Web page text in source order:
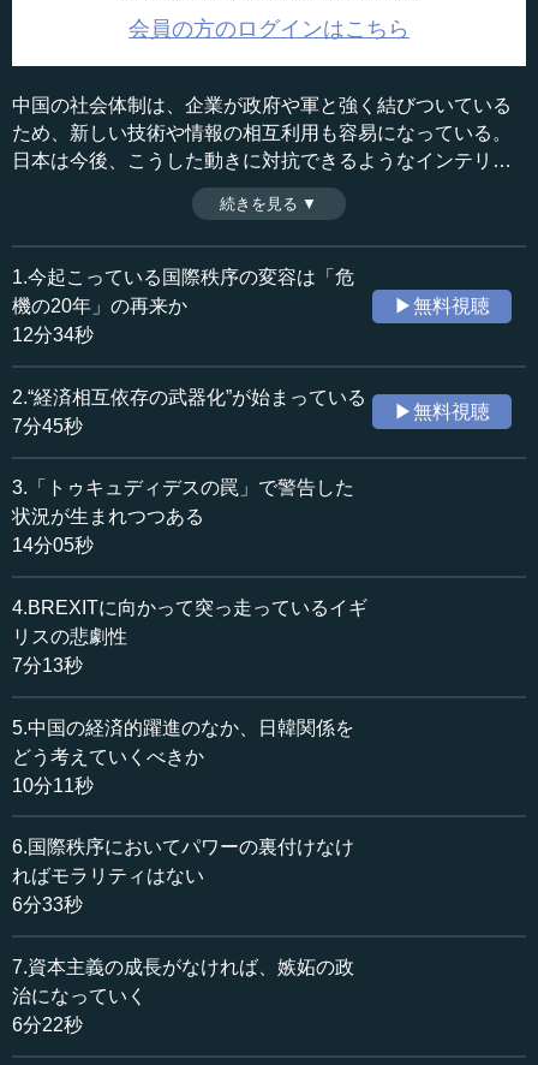
会員の方のログインはこちら
中国の社会体制は、企業が政府や軍と強く結びついている
ため、新しい技術や情報の相互利用も容易になっている。
日本は今後、こうした動きに対抗できるようなインテリジ
ェンス機能と最新技術の活用を進めていく必要がある。(全
※インタビュアー：神藏孝之（10MTVオピニオン論説主
幹）
収録日：2019年9月3日
追加日：2019年12月2日
カテゴリー：
国際
国際一般
≪全文≫
●アメリカによっての新しい脅威が民間から出てきた
HUAWEI（ファーウェイ）みたいなものが出てきてもらっ
ては困るわけですよね。
船橋 だから、アメリカもちょっと不意をつかれたんじゃ
ないかと思います。中国の企業といえば、大体みんな技術
を盗んでリバースエンジニアリングしているのだろうと高
をくくっていたところ、そこから最先端の技術を、しかも
その技術を十分にコマーシャライズした形で、ビジネスと
しても成り立たせているわけですからね。新しい危惧が出
てきてしまったのです。
しかも重要なのは、国有企業でなくて民間から出てきた
るのではないかとか、政府のインテリジェンスとつながっ
ているのではないかとか、疑われてはいます。気が付いて
みると、中国も国家情報法をつくりました。中国の企業
は、国家が「欲しい」という情報は差し出さなきゃいけな
いということで、そのようなことまで義務化されていま
す。これは要するに、民間企業といっても純粋民間ではな
いじゃないかという疑いがかけられるということです。
続きを見る ▼
1.今起こっている国際秩序の変容は「危
機の20年」の再来か
12分34秒
▶無料視聴
2.“経済相互依存の武器化”が始まっている
7分45秒
▶無料視聴
3.「トゥキュディデスの罠」で警告した
状況が生まれつつある
14分05秒
4.BREXITに向かって突っ走っているイギ
リスの悲劇性
7分13秒
5.中国の経済的躍進のなか、日韓関係を
どう考えていくべきか
10分11秒
6.国際秩序においてパワーの裏付けなけ
ればモラリティはない
6分33秒
7.資本主義の成長がなければ、嫉妬の政
治になっていく
6分22秒